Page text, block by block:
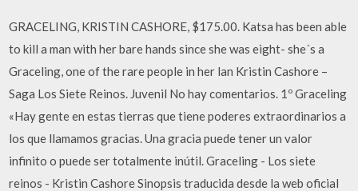
GRACELING, KRISTIN CASHORE, $175.00. Katsa has been able
to kill a man with her bare hands since she was eight- she´s a
Graceling, one of the rare people in her lan Kristin Cashore –
Saga Los Siete Reinos. Juvenil No hay comentarios. 1º Graceling
«Hay gente en estas tierras que tiene poderes extraordinarios a
los que llamamos gracias. Una gracia puede tener un valor
infinito o puede ser totalmente inútil. Graceling - Los siete
reinos - Kristin Cashore Sinopsis traducida desde la web oficial